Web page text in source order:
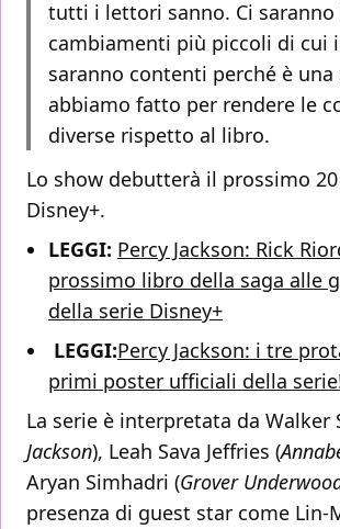
tutti i lettori sanno. Ci saranno
cambiamenti più piccoli di cui
saranno contenti perché è una
abbiamo fatto per rendere le
diverse rispetto al libro.
Lo show debutterà il prossimo
Disney+.
LEGGI: Percy Jackson: Rick
prossimo libro della saga alle
della serie Disney+
LEGGI:Percy Jackson: i tre
primi poster ufficiali della
La serie è interpretata da Walker
Jackson), Leah Sava Jeffries (
Aryan Simhadri (Grover
presenza di guest star come Lin-